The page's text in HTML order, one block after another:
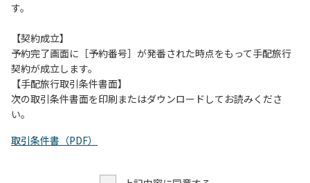
（１）川原にテントやタープを張らない。
（２）雨が降ったときは川原で遊ばない。
（３）カムイコタン公園キャンプ場で雨が降らなくても、上
流で雨が降り急に増水することがあるので、水の濁りに注意
し、濁り始めたときには直ちに川原での遊びを中止する。
（４）キャンプ場の管理者や地元住民から川についての注意
す。
【契約成立】
予約完了画面に［予約番号］が発番された時点をもって手配旅行
契約が成立します。
【手配旅行取引条件書面】
次の取引条件書面を印刷またはダウンロードしてお読みくださ
い。
取引条件書（PDF）